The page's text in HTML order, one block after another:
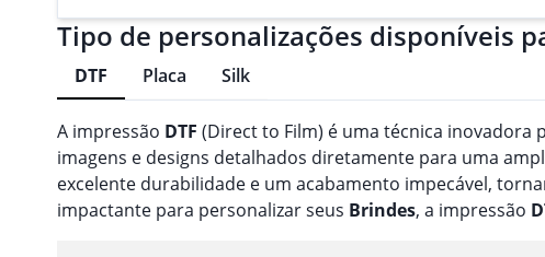
Tipo de personalizações disponíveis
DTF Placa Silk
A impressão DTF (Direct to Film) é uma técnica inovadora
imagens e designs detalhados diretamente para uma
excelente durabilidade e um acabamento impecável,
impactante para personalizar seus Brindes, a impressão